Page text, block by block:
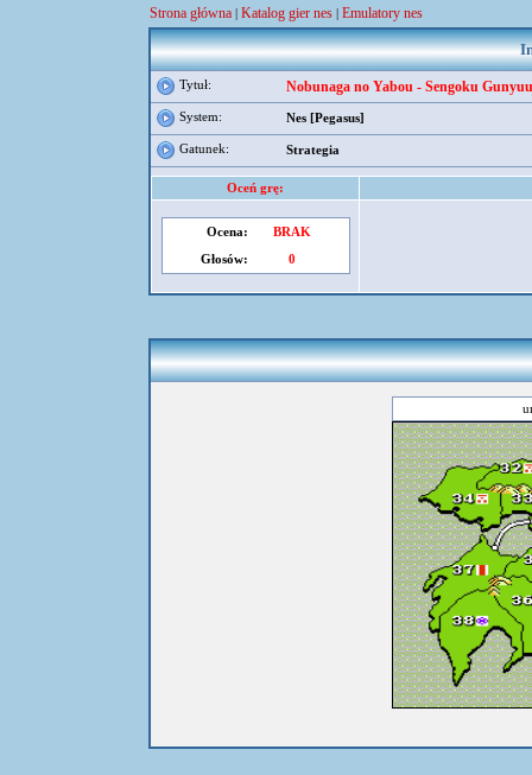
Strona główna | Katalog gier nes | Emulatory nes
Tytuł: Nobunaga no Yabou - Sengoku
System: Nes [Pegasus]
Gatunek: Strategia
Oceń grę:
Ocena:
BRAK
Głosów:
0